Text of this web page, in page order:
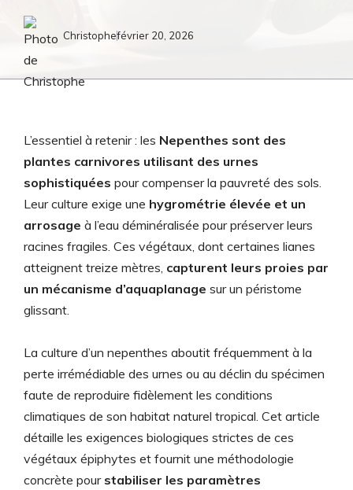
Christophefévrier 20, 2026
L’essentiel à retenir : les Nepenthes sont des
plantes carnivores utilisant des urnes
sophistiquées pour compenser la pauvreté des sols.
Leur culture exige une hygrométrie élevée et un
arrosage à l’eau déminéralisée pour préserver leurs
racines fragiles. Ces végétaux, dont certaines lianes
atteignent treize mètres, capturent leurs proies par
un mécanisme d’aquaplanage sur un péristome
glissant.
La culture d’un nepenthes aboutit fréquemment à la
perte irrémédiable des urnes ou au déclin du spécimen
faute de reproduire fidèlement les conditions
climatiques de son habitat naturel tropical. Cet article
détaille les exigences biologiques strictes de ces
végétaux épiphytes et fournit une méthodologie
concrète pour stabiliser les paramètres